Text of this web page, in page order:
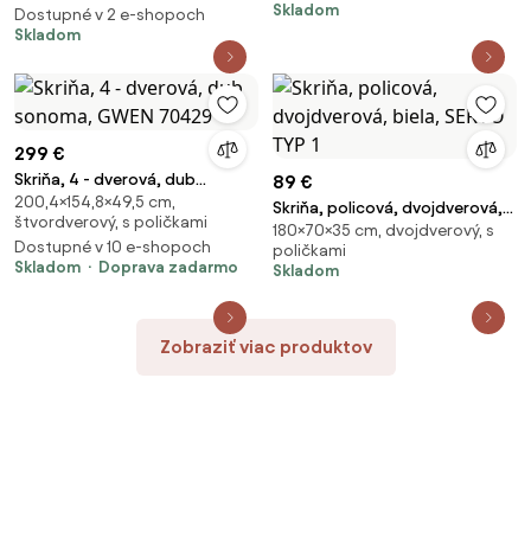
Dostupné v 2 e-shopoch
Skladom
Skladom
299 €
Skriňa, 4 - dverová, dub
sonoma, GWEN 70429
200,4×154,8×49,5 cm,
štvordverový, s poličkami
Dostupné v 10 e-shopoch
Skladom
Doprava zadarmo
89 €
Skriňa, policová, dvojdverová,
biela, SERVO TYP 1
180×70×35 cm, dvojdverový, s
poličkami
Skladom
Zobraziť viac produktov